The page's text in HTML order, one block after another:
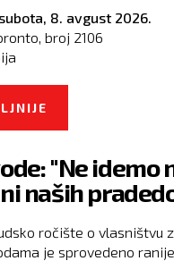
subota, 8. avgust 2026.
broj 2106
"Ne idemo
naših
ročište o vlasništvu
je sprovedeno